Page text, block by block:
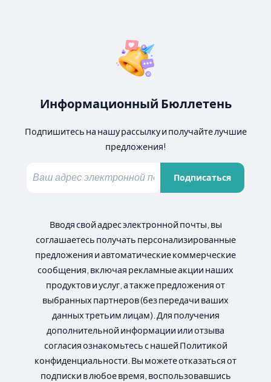
Информационный Бюллетень
Подпишитесь на нашу рассылку и получайте лучшие
предложения!
Подписаться
Вводя свой адрес электронной почты, вы
соглашаетесь получать персонализированные
предложения и автоматические коммерческие
сообщения, включая рекламные акции наших
продуктов и услуг, а также предложения от
выбранных партнеров (без передачи ваших
данных третьим лицам). Для получения
дополнительной информации или отзыва
согласия ознакомьтесь с нашей Политикой
конфиденциальности. Вы можете отказаться от
подписки в любое время, воспользовавшись